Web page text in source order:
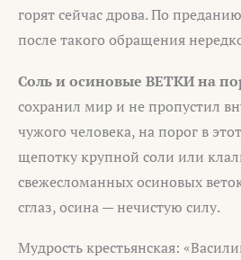
горят сейчас дрова. По
после такого обращения
Соль и осиновые ВЕТКИ на
сохранил мир и не пропустил
чужого человека, на порог в
щепотку крупной соли или
свежесломанных осиновых
сглаз, осина — нечистую силу.
Мудрость крестьянская: